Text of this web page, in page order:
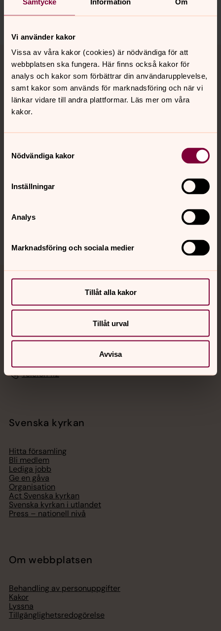
Vi använder kakor
Vissa av våra kakor (cookies) är nödvändiga för att
webbplatsen ska fungera. Här finns också kakor för
analys och kakor som förbättrar din användarupplevelse,
samt kakor som används för marknadsföring och när vi
länkar vidare till andra plattformar. Läs mer om våra
kakor.
Nödvändiga kakor
Inställningar
Analys
Marknadsföring och sociala medier
Tillåt alla kakor
Tillåt urval
Avvisa
Dela
Tillbaka till toppen
Tillbaka till innehållet
Kontakt
Kalender
Jourhavande präst
Akut samtals- och krisstöd. Prata eller chatta anonymt
med en präst på kvällar och nätter.
Telefon 112
Svenska kyrkan
Hitta församling
Bli medlem
Lediga jobb
Ge en gåva
Organisation
Act Svenska kyrkan
Svenska kyrkan i utlandet
Press – nationell nivå
Om webbplatsen
Behandling av personuppgifter
Kakor
Lyssna
Tillgänglighetsredogörelse